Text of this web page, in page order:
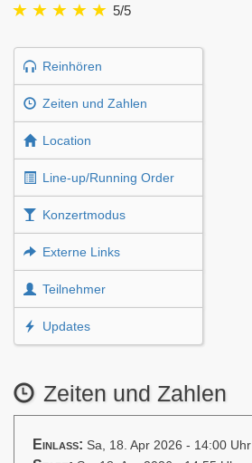
5/5
Reinhören
Zeiten und Zahlen
Location
Line-up/Running Order
Konzertmodus
Externe Links
Teilnehmer
Updates
Zeiten und Zahlen
Einlass: Sa, 18. Apr 2026 - 14:00 Uhr